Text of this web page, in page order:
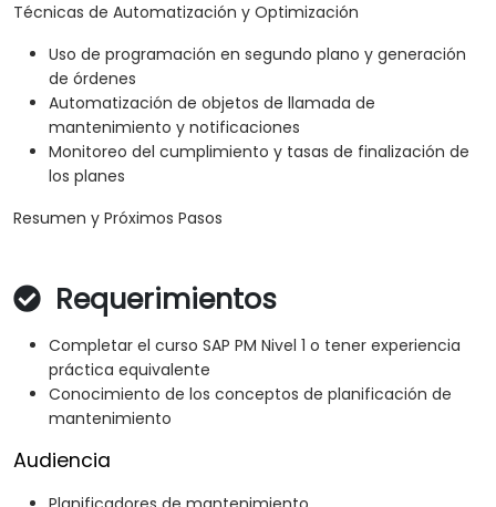
Técnicas de Automatización y Optimización
Uso de programación en segundo plano y generación
de órdenes
Automatización de objetos de llamada de
mantenimiento y notificaciones
Monitoreo del cumplimiento y tasas de finalización de
los planes
Resumen y Próximos Pasos
Requerimientos
Completar el curso SAP PM Nivel 1 o tener experiencia
práctica equivalente
Conocimiento de los conceptos de planificación de
mantenimiento
Audiencia